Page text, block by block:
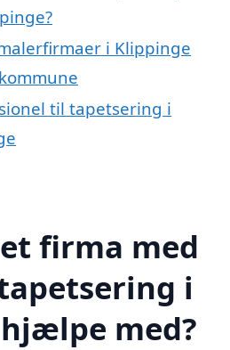
i Klippinge
til tapetsering i
firma med
i
med?